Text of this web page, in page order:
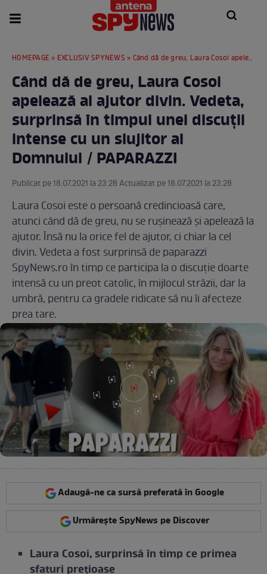
HOMEPAGE » EXCLUSIV SPYNEWS » Când dă de greu, Laura Cosoi apelează al ajutor divin. Vedeta, surprinsă în timpul unei discuții intense cu un slujitor al Domnului / PAPARAZZI
Când dă de greu, Laura Cosoi
apelează al ajutor divin. Vedeta,
surprinsă în timpul unei discuții
intense cu un slujitor al
Domnului / PAPARAZZI
Publicat pe 18.07.2021 la 23:28 Actualizat pe 18.07.2021 la 23:28
Laura Cosoi este o persoană credincioasă care,
atunci când dă de greu, nu se rușinează și apelează la
ajutor. Însă nu la orice fel de ajutor, ci chiar la cel
divin. Vedeta a fost surprinsă de paparazzi
SpyNews.ro în timp ce participa la o discuție doarte
intensă cu un preot catolic, în mijlocul străzii, dar la
umbră, pentru ca gradele ridicate să nu îi afecteze
prea tare.
Adaugă-ne ca sursă preferată în Google
Urmărește SpyNews pe Discover
Laura Cosoi, surprinsă în timp ce primea
sfaturi prețioase